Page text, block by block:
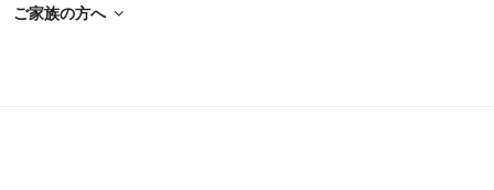
ご家族の方へ